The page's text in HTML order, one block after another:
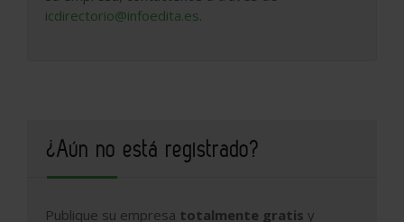
icdirectorio@infoedita.es.
¿Aún no está registrado?
Publique su empresa totalmente gratis y